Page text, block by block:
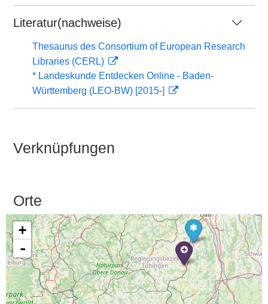
Literatur(nachweise)
Thesaurus des Consortium of European Research
Libraries (CERL)
* Landeskunde Entdecken Online - Baden-
Württemberg (LEO-BW) [2015-]
Verknüpfungen
Orte
+
-